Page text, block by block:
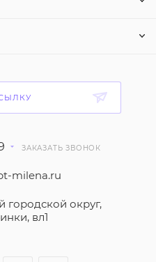
ЗАКАЗАТЬ ЗВОНОК
milena.ru
округ,
вл1